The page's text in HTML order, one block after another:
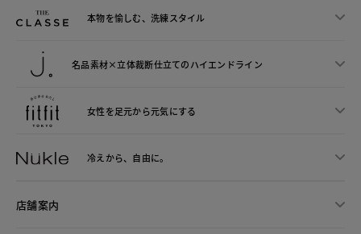
本物を愉しむ、洗練スタイル
名品素材×立体裁断仕立てのハイエンドライン
女性を足元から元気にする
冷えから、 自由に。
店舗案内